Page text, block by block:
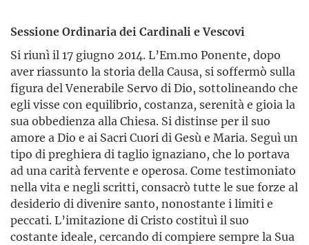
Sessione Ordinaria dei Cardinali e Vescovi
Si riunì il 17 giugno 2014. L’Em.mo Ponente, dopo
aver riassunto la storia della Causa, si soffermò sulla
figura del Venerabile Servo di Dio, sottolineando che
egli visse con equilibrio, costanza, serenità e gioia la
sua obbedienza alla Chiesa. Si distinse per il suo
amore a Dio e ai Sacri Cuori di Gesù e Maria. Seguì un
tipo di preghiera di taglio ignaziano, che lo portava
ad una carità fervente e operosa. Come testimoniato
nella vita e negli scritti, consacrò tutte le sue forze al
desiderio di divenire santo, nonostante i limiti e
peccati. L’imitazione di Cristo costituì il suo
costante ideale, cercando di compiere sempre la Sua